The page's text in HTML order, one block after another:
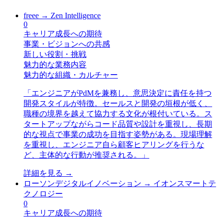
freee → Zen Intelligence
0
キャリア成長への期待
事業・ビジョンへの共感
新しい役割・挑戦
魅力的な業務内容
魅力的な組織・カルチャー
「 エンジニアがPdMを兼務し、意思決定に責任を持つ
開発スタイルが特徴。セールスと開発の垣根が低く、
職種の境界を越えて協力する文化が根付いている。ス
タートアップながらコード品質や設計を重視し、長期
的な視点で事業の成功を目指す姿勢がある。現場理解
を重視し、エンジニア自ら顧客ヒアリングを行うな
ど、主体的な行動が推奨される。
」
詳細を見る →
ローソンデジタルイノベーション → イオンスマートテ
クノロジー
0
キャリア成長への期待